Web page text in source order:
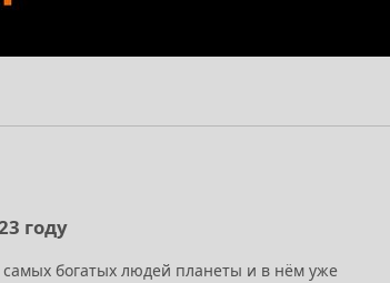
году
богатых людей планеты и в нём уже